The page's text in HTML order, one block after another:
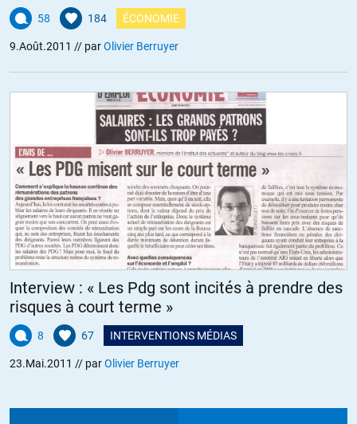
58 184 ÉCONOMIE
9.Août.2011 // parOlivier Berruyer
Interview : « Les Pdg sont incités à prendre des
risques à court terme »
8 67 INTERVENTIONS MÉDIAS
23.Mai.2011 // parOlivier Berruyer